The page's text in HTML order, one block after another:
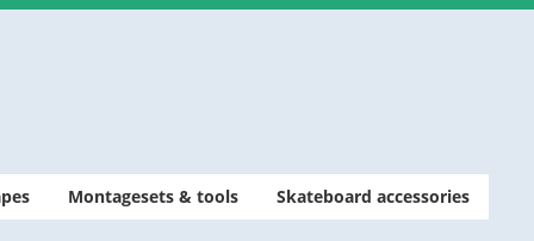
Montagesets & tools Skateboard accessories